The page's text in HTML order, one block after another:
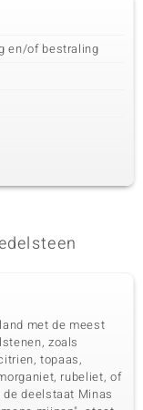
en/of bestraling
met de meest
zoals
topaas,
rubeliet, of
deelstaat Minas